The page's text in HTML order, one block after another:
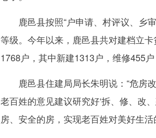
鹿邑县按照“户申请、村评议、乡审
等级。今年以来，鹿邑县共对建档立
1768户，其中新建1313户，维修455
鹿邑县住建局局长朱明说：“危房改
老百姓的意见建议研究好‘拆、修、改
房、安全的房，实现老百姓对美好生活